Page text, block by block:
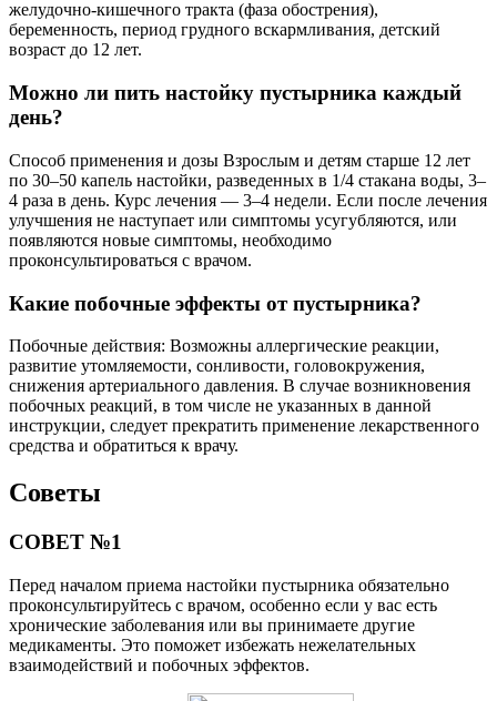
желудочно-кишечного тракта (фаза обострения),
беременность, период грудного вскармливания, детский
возраст до 12 лет.
Можно ли пить настойку пустырника каждый
день?
Способ применения и дозы Взрослым и детям старше 12 лет
по 30–50 капель настойки, разведенных в 1/4 стакана воды, 3–
4 раза в день. Курс лечения — 3–4 недели. Если после лечения
улучшения не наступает или симптомы усугубляются, или
появляются новые симптомы, необходимо
проконсультироваться с врачом.
Какие побочные эффекты от пустырника?
Побочные действия: Возможны аллергические реакции,
развитие утомляемости, сонливости, головокружения,
снижения артериального давления. В случае возникновения
побочных реакций, в том числе не указанных в данной
инструкции, следует прекратить применение лекарственного
средства и обратиться к врачу.
Советы
СОВЕТ №1
Перед началом приема настойки пустырника обязательно
проконсультируйтесь с врачом, особенно если у вас есть
хронические заболевания или вы принимаете другие
медикаменты. Это поможет избежать нежелательных
взаимодействий и побочных эффектов.